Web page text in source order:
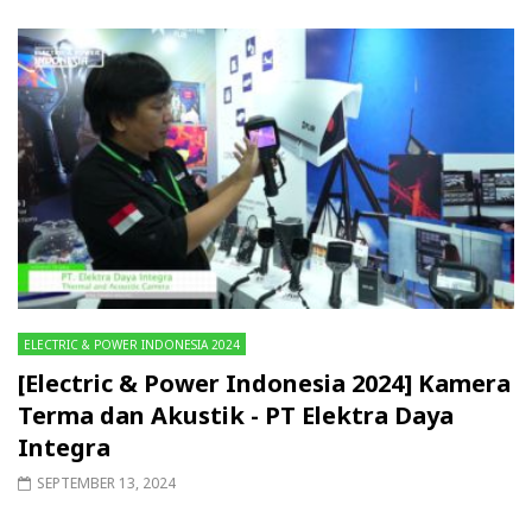
ELECTRIC & POWER INDONESIA 2024
[Electric & Power Indonesia 2024] Kamera
Terma dan Akustik - PT Elektra Daya
Integra
SEPTEMBER 13, 2024